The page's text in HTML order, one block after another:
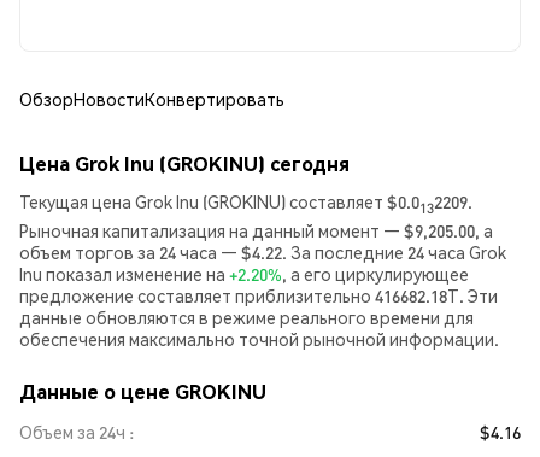
ОбзорНовостиКонвертировать
Цена Grok Inu (GROKINU) сегодня
Текущая цена Grok Inu (GROKINU) составляет $0.0132209.
Рыночная капитализация на данный момент — $9,205.00, а
объем торгов за 24 часа — $4.22. За последние 24 часа Grok
Inu показал изменение на +2.20%, а его циркулирующее
предложение составляет приблизительно 416682.18T. Эти
данные обновляются в режиме реального времени для
обеспечения максимально точной рыночной информации.
Данные о цене GROKINU
Объем за 24ч
$4.16